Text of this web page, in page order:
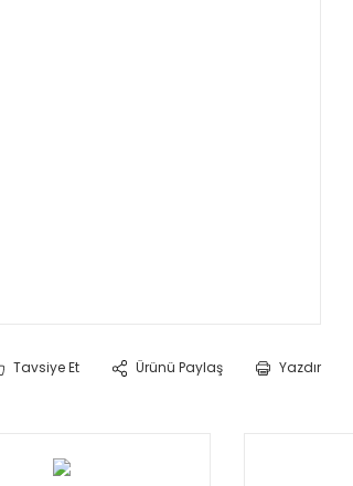
Tavsiye Et Ürünü Paylaş Yazdır